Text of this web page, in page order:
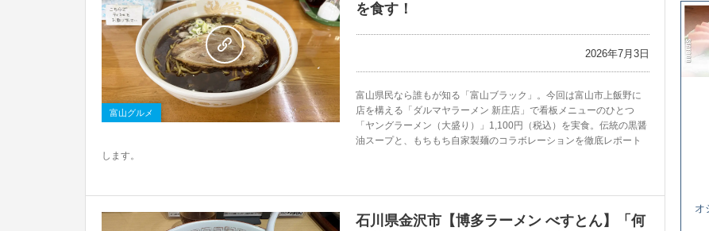
富山グルメ
0
を食す！
2026年7月3日
富山県民なら誰もが知る「富山ブラック」。今回は富山市上飯野に
店を構える「ダルマヤラーメン 新庄店」で看板メニューのひとつ
「ヤングラーメン（大盛り）」1,100円（税込）を実食。伝統の黒醤
油スープと、もちもち自家製麺のコラボレーションを徹底レポート
します。
石川県金沢市【博多ラーメン べすとん】「何
オ